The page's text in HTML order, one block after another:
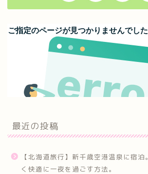
最近の投稿
【北海道旅行】新千歳空港温泉に宿
く快適に一夜を過ごす方法。